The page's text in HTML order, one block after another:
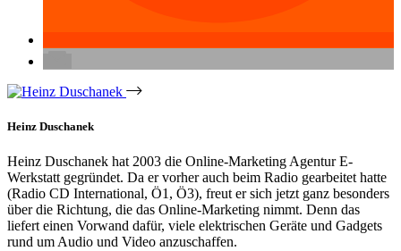
Heinz Duschanek
Heinz Duschanek hat 2003 die Online-Marketing Agentur E-
Werkstatt gegründet. Da er vorher auch beim Radio gearbeitet hatte
(Radio CD International, Ö1, Ö3), freut er sich jetzt ganz besonders
über die Richtung, die das Online-Marketing nimmt. Denn das
liefert einen Vorwand dafür, viele elektrischen Geräte und Gadgets
rund um Audio und Video anzuschaffen.